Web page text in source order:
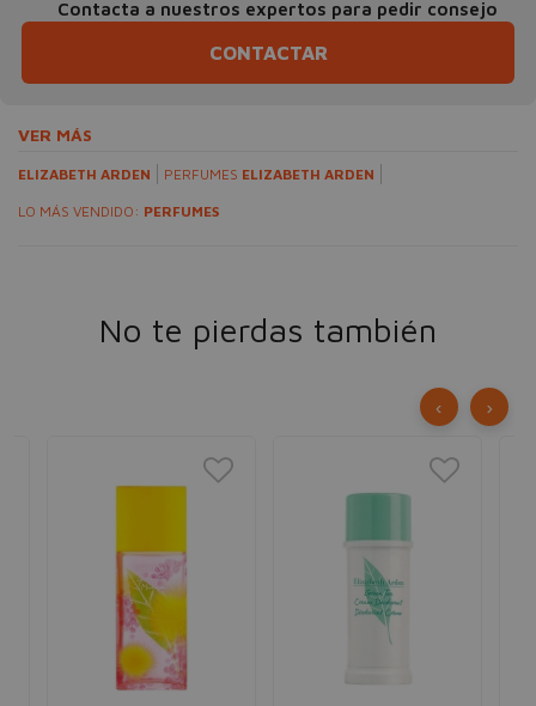
Contacta a nuestros expertos para pedir consejo
CONTACTAR
VER MÁS
ELIZABETH ARDEN PERFUMES ELIZABETH ARDEN
LO MÁS VENDIDO: PERFUMES
No te pierdas también
‹ ›